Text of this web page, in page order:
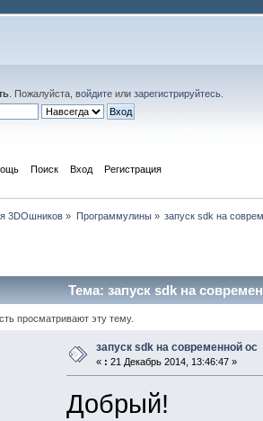
. Пожалуйста, войдитеили зарегистрируйтесь.
Поиск Вход Регистрация
3DOшников » Программулины» запуск sdk на
Тема: запуск sdk на
просматривают эту тему.
запуск sdk на современной ос
« : 21 Декабрь 2014, 13:46:47 »
Добрый!